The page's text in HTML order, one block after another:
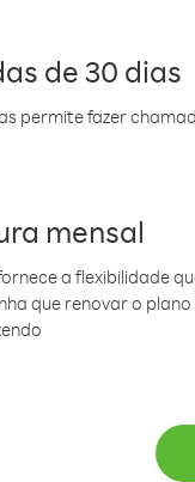
de 30 dias
permite fazer
mensal
a flexibilidade
que renovar o